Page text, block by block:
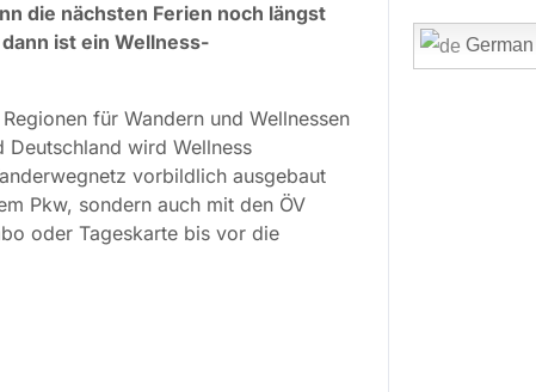
die nächsten Ferien noch längst
ist ein Wellness-
für Wandern und Wellnessen
Deutschland wird Wellness
vorbildlich ausgebaut
Pkw, sondern auch mit den ÖV
oder Tageskarte bis vor die
German